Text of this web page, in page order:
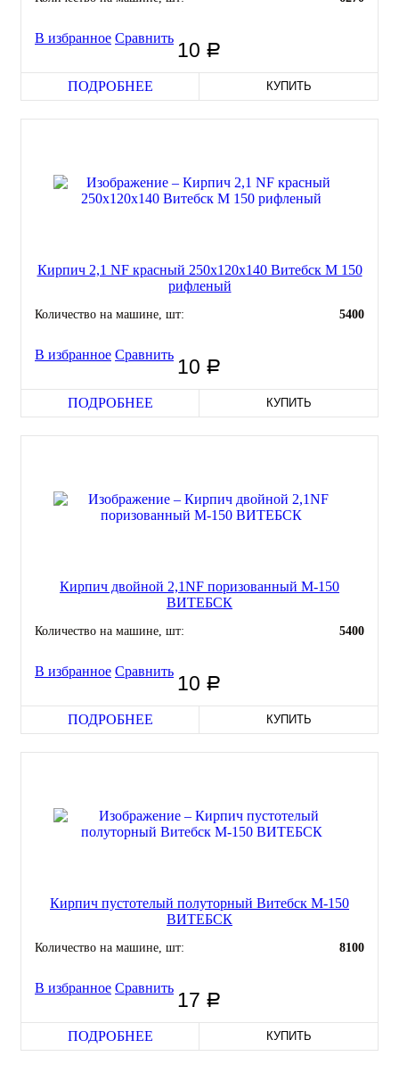
10 руб
В избранное Сравнить
ПОДРОБНЕЕ КУПИТЬ
Кирпич 2,1 NF красный 250x120x140 Витебск М 150
рифленый
Количество на машине, шт: 5400
10 руб
В избранное Сравнить
ПОДРОБНЕЕ КУПИТЬ
Кирпич двойной 2,1NF поризованный М-150
ВИТЕБСК
Количество на машине, шт: 5400
10 руб
В избранное Сравнить
ПОДРОБНЕЕ КУПИТЬ
Кирпич пустотелый полуторный Витебск М-150
ВИТЕБСК
Количество на машине, шт: 8100
17 руб
В избранное Сравнить
ПОДРОБНЕЕ КУПИТЬ